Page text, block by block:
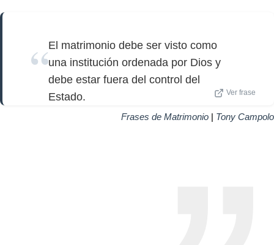
El matrimonio debe ser visto como
una institución ordenada por Dios y
debe estar fuera del control del
Estado.
Ver frase
Frases de Matrimonio | Tony Campolo